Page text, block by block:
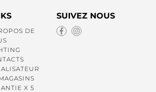
DE
X 5
SUIVEZ NOUS